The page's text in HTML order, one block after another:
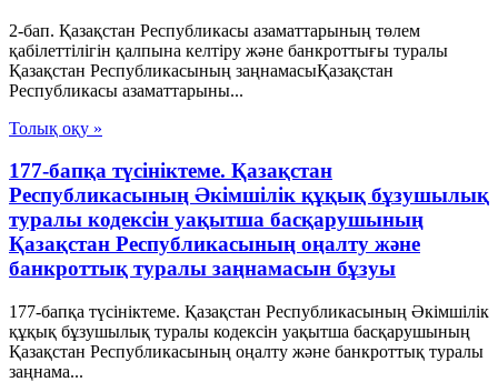
2-бап. Қазақстан Республикасы азаматтарының төлем
қабілеттілігін қалпына келтіру және банкроттығы туралы
Қазақстан Республикасының заңнамасыҚазақстан
Республикасы азаматтарыны...
Толық оқу »
177-бапқа түсініктеме. Қазақстан
Республикасының Әкімшілік құқық бұзушылық
туралы кодексін уақытша басқарушының
Қазақстан Республикасының оңалту және
банкроттық туралы заңнамасын бұзуы
177-бапқа түсініктеме. Қазақстан Республикасының Әкімшілік
құқық бұзушылық туралы кодексін уақытша басқарушының
Қазақстан Республикасының оңалту және банкроттық туралы
заңнама...